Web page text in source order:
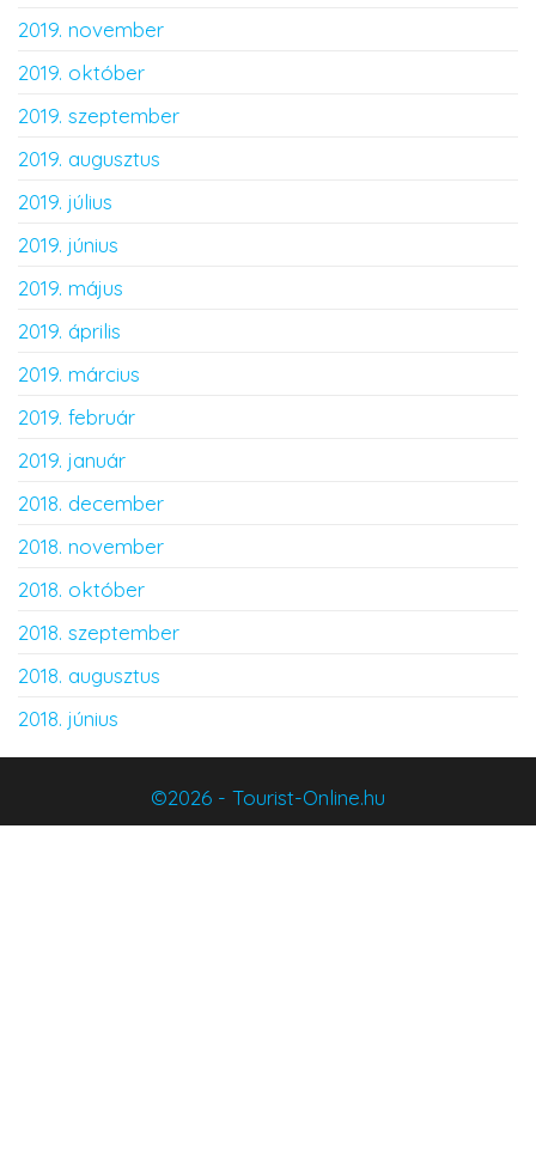
2019. november
2019. október
2019. szeptember
2019. augusztus
2019. július
2019. június
2019. május
2019. április
2019. március
2019. február
2019. január
2018. december
2018. november
2018. október
2018. szeptember
2018. augusztus
2018. június
©2026 - Tourist-Online.hu